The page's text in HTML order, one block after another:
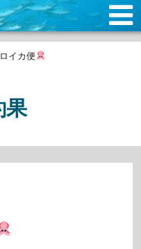
イカ便
果